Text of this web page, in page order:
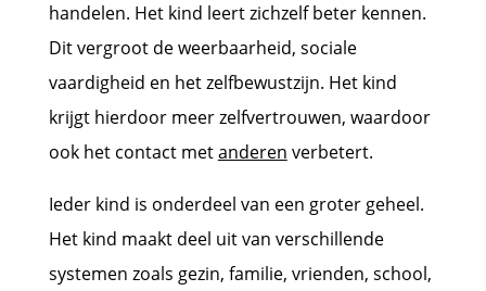
handelen. Het kind leert zichzelf beter kennen.
Dit vergroot de weerbaarheid, sociale
vaardigheid en het zelfbewustzijn. Het kind
krijgt hierdoor meer zelfvertrouwen, waardoor
ook het contact metanderen verbetert.
Ieder kind is onderdeel van een groter geheel.
Het kind maakt deel uit van verschillende
systemen zoals gezin, familie, vrienden, school,